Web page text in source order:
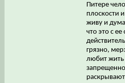
Питере
плоскости
живу и
что это с
грязно,
любит жить